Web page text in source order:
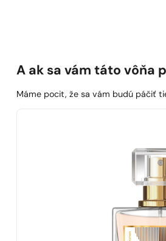
A ak sa vám táto vôňa
Máme pocit, že sa vám budú páčiť